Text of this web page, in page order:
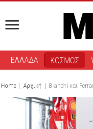
ΕΛΛΑΔΑ ΚΟΣΜΟΣ
Home | Αρχική | Bianchi και